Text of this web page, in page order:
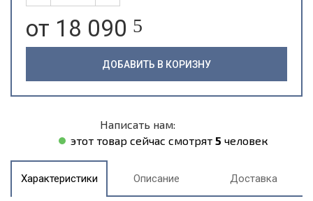
от 18 090 5
ДОБАВИТЬ В КОРИЗНУ
Написать нам:
этот товар сейчас смотрят 5 человек
Характеристики Описание Доставка